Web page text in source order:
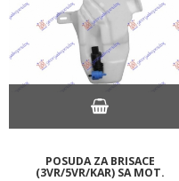
POSUDA ZA BRISACE
(3VR/5VR/KAR) SA MOT.